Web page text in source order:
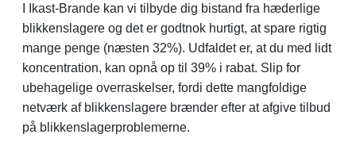
I Ikast-Brande kan vi tilbyde dig bistand fra hæderlige
blikkenslagere og det er godtnok hurtigt, at spare rigtig
mange penge (næsten 32%). Udfaldet er, at du med lidt
koncentration, kan opnå op til 39% i rabat. Slip for
ubehagelige overraskelser, fordi dette mangfoldige
netværk af blikkenslagere brænder efter at afgive tilbud
på blikkenslagerproblemerne.